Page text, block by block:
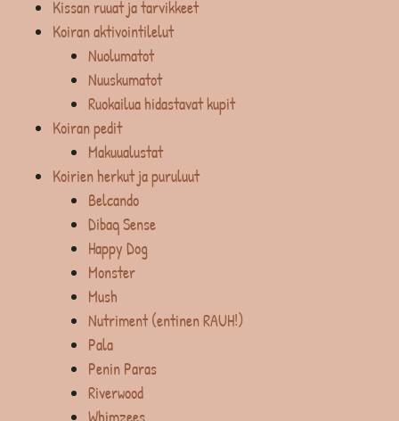
Kissan ruuat ja tarvikkeet
Koiran aktivointilelut
Nuolumatot
Nuuskumatot
Ruokailua hidastavat kupit
Koiran pedit
Makuualustat
Koirien herkut ja puruluut
Belcando
Dibaq Sense
Happy Dog
Monster
Mush
Nutriment (entinen RAUH!)
Pala
Penin Paras
Riverwood